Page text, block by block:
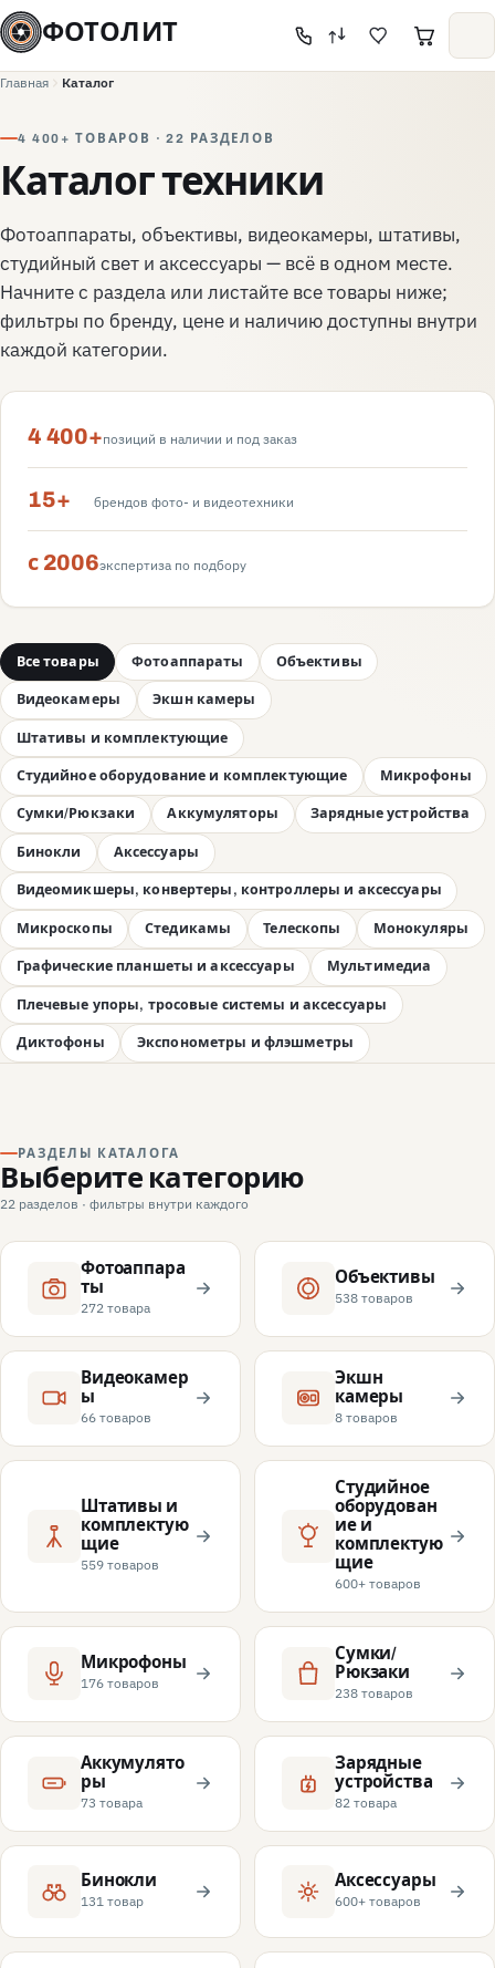
ФОТОЛИТ
Главная Каталог
4 400+ ТОВАРОВ · 22 РАЗДЕЛОВ
Каталог техники
Фотоаппараты, объективы, видеокамеры, штативы,
студийный свет и аксессуары — всё в одном месте.
Начните с раздела или листайте все товары ниже;
фильтры по бренду, цене и наличию доступны внутри
каждой категории.
4 400+позиций в наличии и под заказ
15+ брендов фото- и видеотехники
с 2006экспертиза по подбору
Все товары Фотоаппараты Объективы
Видеокамеры Экшн камеры
Штативы и комплектующие
Студийное оборудование и комплектующие Микрофоны
Сумки/Рюкзаки Аккумуляторы Зарядные устройства
Бинокли Аксессуары
Видеомикшеры, конвертеры, контроллеры и аксессуары
Микроскопы Стедикамы Телескопы Монокуляры
Графические планшеты и аксессуары Мультимедиа
Плечевые упоры, тросовые системы и аксессуары
Диктофоны Экспонометры и флэшметры
РАЗДЕЛЫ КАТАЛОГА
Выберите категорию
22 разделов · фильтры внутри каждого
Фотоаппара
ты
272 товара
Объективы
538 товаров
Видеокамер
ы
66 товаров
Экшн
камеры
8 товаров
Штативы и
комплектую
щие
559 товаров
Студийное
оборудован
ие и
комплектую
щие
600+ товаров
Микрофоны
176 товаров
Сумки/
Рюкзаки
238 товаров
Аккумулято
ры
73 товара
Зарядные
устройства
82 товара
Бинокли
131 товар
Аксессуары
600+ товаров